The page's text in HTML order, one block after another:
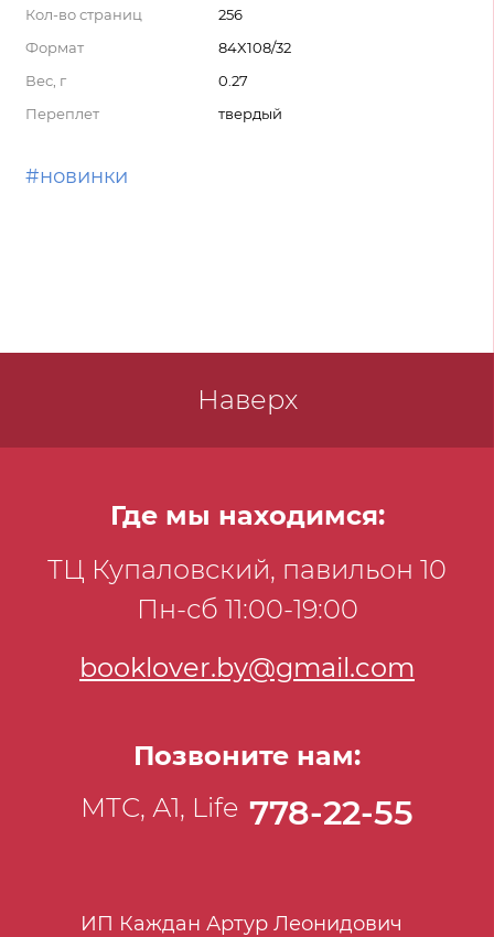
Кол-во страниц
256
Формат
84X108/32
Вес, г
0.27
Переплет
твердый
#новинки
Наверх
ИП Каждан Артур Леонидович
Где мы находимся:
ТЦ Купаловский, павильон 10
Пн-сб 11:00-19:00
booklover.by@gmail.com
Позвоните нам:
МТС, А1, Life 778-22-55